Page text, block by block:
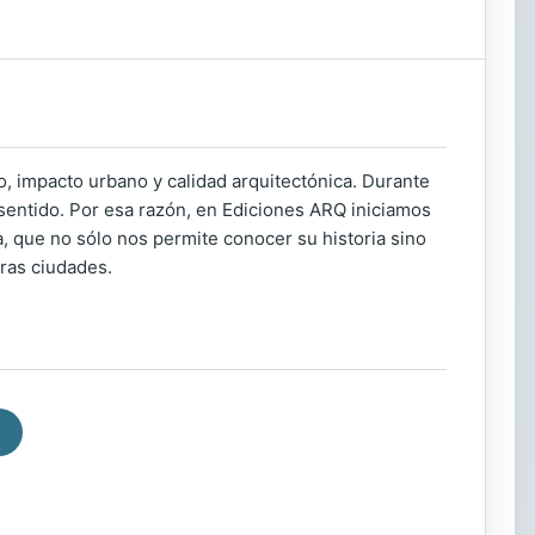
impacto urbano y calidad arquitectónica. Durante
Por esa razón, en Ediciones ARQ iniciamos
que no sólo nos permite conocer su historia sino
ciudades.